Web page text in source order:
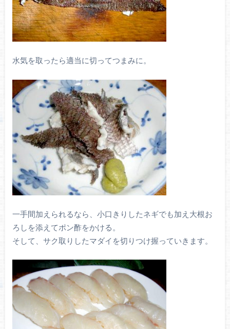
水気を取ったら適当に切ってつまみに。
一手間加えられるなら、小口きりしたネギでも加え大根お
ろしを添えてポン酢をかける。
そして、サク取りしたマダイを切りつけ握っていきます。